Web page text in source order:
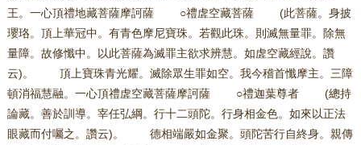
王。一心頂禮地藏菩薩摩訶薩 ○禮虗空藏菩薩 (此菩薩。身披
瓔珞。頂上華冠中。有青色摩尼寶珠。若觀此珠。則滅無量罪。除無
量障。故修懺中。以此菩薩為滅罪主欲求辨慧。如虗空藏經說。讚
云)。 頂上寶珠青光耀。滅除眾生罪如空。我今稽首懺摩主。三障
頓消福慧融。一心頂禮虗空藏菩薩摩訶薩 ○禮迦葉尊者 (總持
論藏。善於訓導。宰任弘綱。行十二頭陀。行身相金色。如來以正法
眼藏而付囑之。讚云)。 德相端嚴如金聚。頭陀苦行自終身。親傳